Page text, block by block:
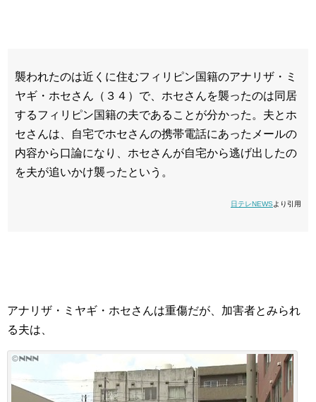
襲われたのは近くに住むフィリピン国籍のアナリザ・ミ
ヤギ・ホセさん（３４）で、ホセさんを襲ったのは同居
するフィリピン国籍の夫であることが分かった。夫とホ
セさんは、自宅でホセさんの携帯電話にあったメールの
内容から口論になり、ホセさんが自宅から逃げ出したの
を夫が追いかけ襲ったという。
日テレNEWSより引用
アナリザ・ミヤギ・ホセさんは重傷だが、加害者とみられ
る夫は、